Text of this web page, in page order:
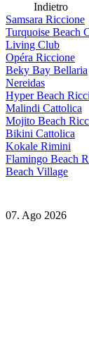
Indietro
Samsara Riccione
Turquoise Beach
Living Club
Opéra Riccione
Beky Bay Bellaria
Nereidas
Hyper Beach
Malindi Cattolica
Mojito Beach
Bikini Cattolica
Kokale Rimini
Flamingo Beach
Beach Village
07. Ago 2026